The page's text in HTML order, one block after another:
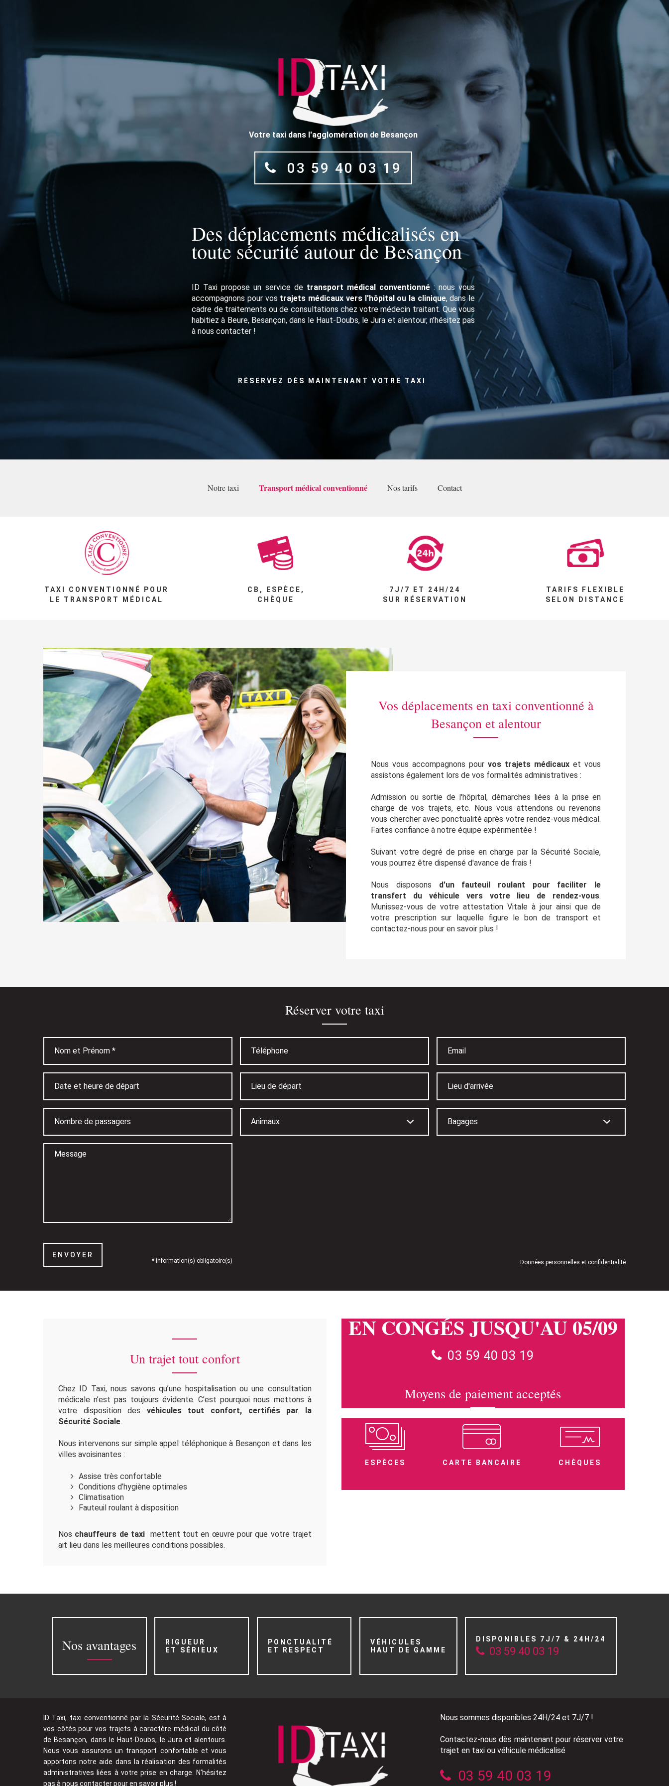
Votre taxi dans l'agglomération de Besançon
03 59 40 03 19
Des déplacements médicalisés en
toute sécurité autour de Besançon
ID Taxi propose un service de transport médical conventionné: nous vous
accompagnons pour vos trajets médicaux vers l'hôpital ou la clinique, dans le
cadre de traitements ou de consultations chez votre médecin traitant. Que vous
habitiez à Beure, Besançon, dans le Haut-Doubs, le Jura et alentour, n’hésitez pas
à nous contacter !
RÉSERVEZ DÈS MAINTENANT VOTRE TAXI
Notre taxi Transport médical conventionné Nos tarifs Contact
TAXI CONVENTIONNÉ POUR
LE TRANSPORT MÉDICAL
CB, ESPÈCE,
CHÈQUE
7J/7 ET 24H/24
SUR RÉSERVATION
TARIFS FLEXIBLE
SELON DISTANCE
Vos déplacements en taxi conventionné à
Besançon et alentour
Nous vous accompagnons pourvos trajets médicaux et vous
assistons également lors de vos formalités administratives :
Admission ou sortie de l'hôpital, démarches liées à la prise en
charge de vos trajets, etc. Nous vous attendons ou revenons
vous chercher avec ponctualité après votre rendez-vous médical.
Faites confiance à notre équipe expérimentée !
Suivant votre degré de prise en charge par la Sécurité Sociale,
vous pourrez être dispensé d'avance de frais !
Nous disposons d'un fauteuil roulant pour faciliter le
transfert du véhicule vers votre lieu de rendez-vous.
Munissez-vous de votre attestation Vitale à jour ainsi que de
votre prescription sur laquelle figure le bon de transport et
contactez-nous pour en savoir plus !
Réserver votre taxi
ENVOYER
* information(s) obligatoire(s) Données personnelles et confidentialité
Un trajet tout confort
Chez ID Taxi, nous savons qu’une hospitalisation ou une consultation
médicale n’est pas toujours évidente. C’est pourquoi nous mettons à
votre disposition des véhicules tout confort, certifiés par la
Sécurité Sociale.
Nous intervenons sur simple appel téléphonique à Besançon et dans les
villes avoisinantes :
Assise très confortable
Conditions d’hygiène optimales
Climatisation
Fauteuil roulant à disposition
Nos chauffeurs de taximettent tout en œuvre pour que votre trajet
ait lieu dans les meilleures conditions possibles.
EN CONGÉS JUSQU'AU 05/09
03 59 40 03 19
Moyens de paiement acceptés
ESPÈCES CARTE BANCAIRE CHÈQUES
Nos avantages
RIGUEUR
ET SÉRIEUX
PONCTUALITÉ
ET RESPECT
VÉHICULES
HAUT DE GAMME
DISPONIBLES 7J/7 & 24H/24
03 59 40 03 19
ID Taxi, taxi conventionné par la Sécurité Sociale, est à
vos côtés pour vos trajets à caractère médical du côté
de Besançon, dans le Haut-Doubs, le Jura et alentours.
Nous vous assurons un transport confortable et vous
apportons notre aide dans la réalisation des formalités
administratives liées à votre prise en charge. N'hésitez
pas à nous contacter pour en savoir plus !
Nous sommes disponibles 24H/24 et 7J/7 !
Contactez-nous dès maintenant pour réserver votre
trajet en taxi ou véhicule médicalisé
03 59 40 03 19